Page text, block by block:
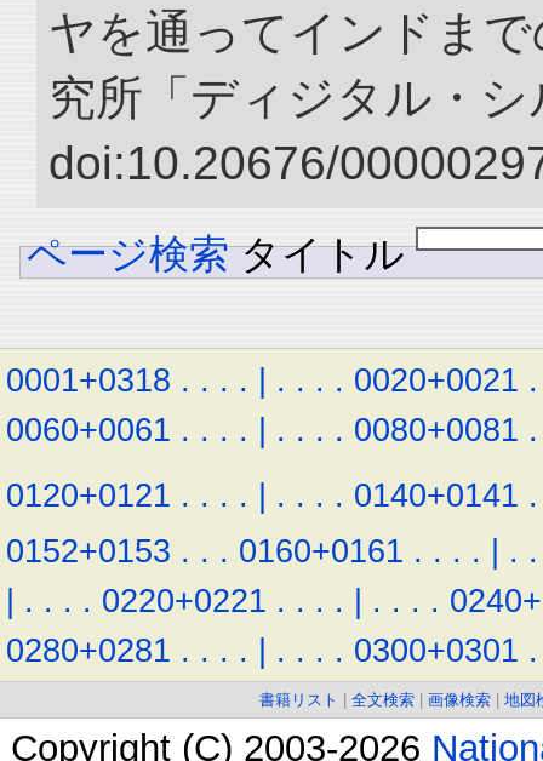
ヤを通ってインドま
究所「ディジタル・
doi:10.20676/
ページ検索 タイトル
0001+0318 . . . . | . . . . 0020+0021 .
0060+0061 . . . . | . . . . 0080+0081 .
0120+0121 . . . . | . . . . 0140+0141 .
0152+0153 . . . 0160+0161 . . . . | . .
| . . . . 0220+0221 . . . . | . . . .
0280+0281 . . . . | . . . . 0300+0301 .
書籍リスト 全文検索 画像検索 地図
Copyright (C) 2003-2026